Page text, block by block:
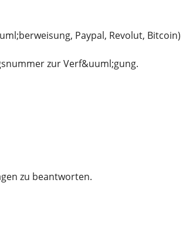
Paypal, Revolut, Bitcoin)
zur Verf&uuml;gung.
zu beantworten.